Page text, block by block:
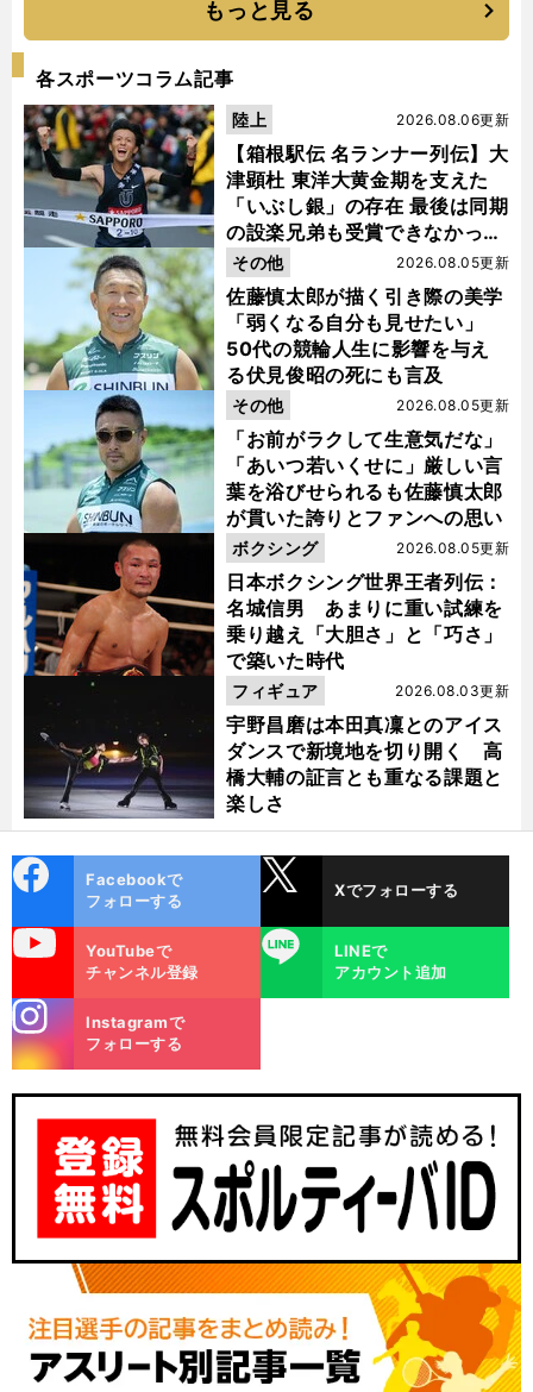
もっと見る
各スポーツコラム記事
【箱根駅伝 名ランナー列伝】大
津顕杜 東洋大黄金期を支えた
「いぶし銀」の存在 最後は同期
の設楽兄弟も受賞できなかった
金栗杯に輝く
2026.08.06更新
陸上
佐藤慎太郎が描く引き際の美学
「弱くなる自分も見せたい」
50代の競輪人生に影響を与え
る伏見俊昭の死にも言及
2026.08.05更新
その他
「お前がラクして生意気だな」
「あいつ若いくせに」厳しい言
葉を浴びせられるも佐藤慎太郎
が貫いた誇りとファンへの思い
2026.08.05更新
その他
日本ボクシング世界王者列伝：
名城信男 あまりに重い試練を
乗り越え「大胆さ」と「巧さ」
で築いた時代
2026.08.05更新
ボクシング
宇野昌磨は本田真凜とのアイス
ダンスで新境地を切り開く 高
橋大輔の証言とも重なる課題と
楽しさ
2026.08.03更新
フィギュア
ok
Facebookで
フォローする
Xでフォローする
YouTubeで
チャンネル登録
LINE
LINEで
アカウント追加
m
Instagramで
フォローする